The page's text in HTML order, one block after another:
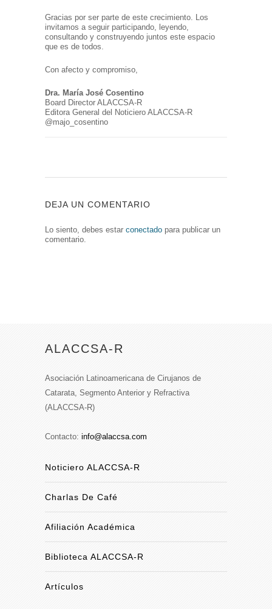
Gracias por ser parte de este crecimiento. Los
invitamos a seguir participando, leyendo,
consultando y construyendo juntos este espacio
que es de todos.
Con afecto y compromiso,
Dra. María José Cosentino
Board Director ALACCSA-R
Editora General del Noticiero ALACCSA-R
@majo_cosentino
DEJA UN COMENTARIO
Lo siento, debes estar conectado para publicar un
comentario.
ALACCSA-R
Asociación Latinoamericana de Cirujanos de
Catarata, Segmento Anterior y Refractiva
(ALACCSA-R)
Contacto: info@alaccsa.com
Noticiero ALACCSA-R
Charlas De Café
Afiliación Académica
Biblioteca ALACCSA-R
Artículos